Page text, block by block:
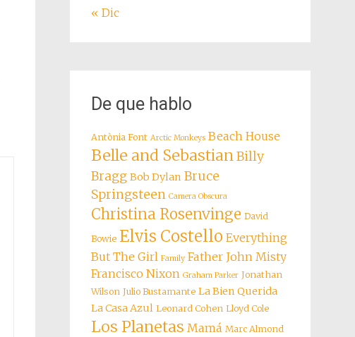
« Dic
De que hablo
Antònia Font Arctic Monkeys Beach House
Belle and SebastianBilly
Bragg Bob Dylan Bruce
Springsteen Camera Obscura
Christina Rosenvinge David
Bowie Elvis Costello Everything
But The Girl Family Father John Misty
Francisco Nixon Graham Parker Jonathan
Wilson Julio Bustamante La Bien Querida
La Casa Azul Leonard Cohen Lloyd Cole
Los Planetas Mamá Marc Almond